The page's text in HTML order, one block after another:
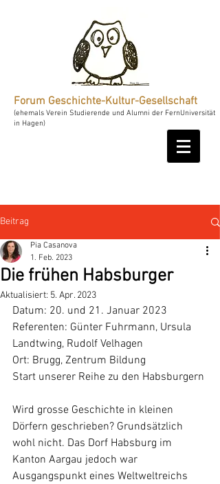
Forum Geschichte-Kultur-Gesellschaft
(ehemals Verein Studierende und Alumni der FernUniversität
in Hagen)
Beitrag
Die frühen Habsburger
Pia Casanova
1. Feb. 2023
Aktualisiert: 5. Apr. 2023
Datum: 20. und 21. Januar 2023
Referenten: Günter Fuhrmann, Ursula
Landtwing, Rudolf Velhagen
Ort: Brugg, Zentrum Bildung
Start unserer Reihe zu den Habsburgern
Wird grosse Geschichte in kleinen
Dörfern geschrieben? Grundsätzlich
wohl nicht. Das Dorf Habsburg im
Kanton Aargau jedoch war
Ausgangspunkt eines Weltweltreichs